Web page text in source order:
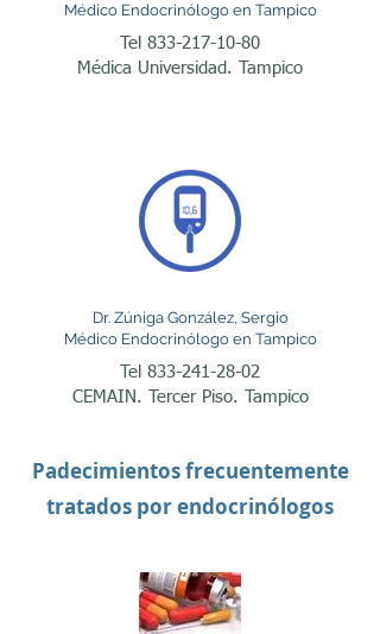
intolerancia al frío, piel
seca y estreñimiento. En
caracteriza por una
producción excesiva de
hormonas tiroideas,
peso, palpitaciones,
ansiedad, temblor,
sudoración excesiva e
endocrinólogo realiza el
diagnóstico mediante
estudios de laboratorio y
ultrasonido cuando es
Médico Endocrinólogo en Tampico
Tel 833-217-10-80
Médica Universidad. Tampico
Dr. Zúniga González, Sergio
Médico Endocrinólogo en Tampico
Tel 833-241-28-02
CEMAIN. Tercer Piso. Tampico
Padecimientos frecuentemente
tratados por endocrinólogos